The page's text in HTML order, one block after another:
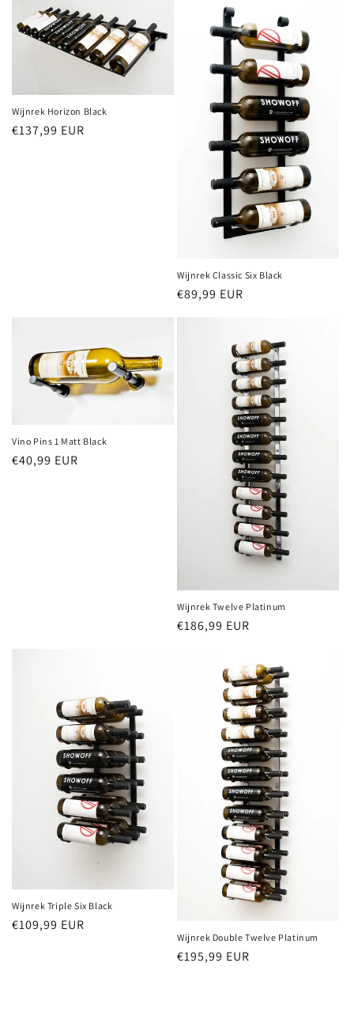
Wijnrek Horizon Black
Normale
€137,99 EUR
Wijnrek Classic Six Black
Normale
€89,99 EUR
Vino Pins 1 Matt Black
Normale
€40,99 EUR
Wijnrek Twelve Platinum
Normale
€186,99 EUR
Wijnrek Triple Six Black
Normale
€109,99 EUR
Wijnrek Double Twelve Platinum
Normale
€195,99 EUR